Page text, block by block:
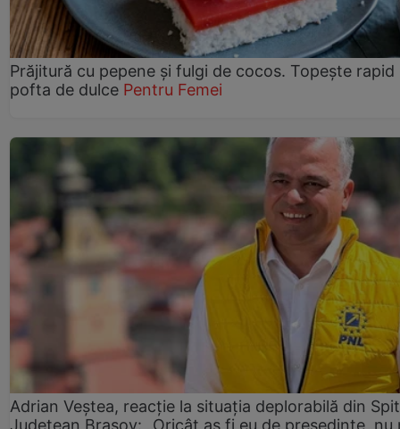
Prăjitură cu pepene şi fulgi de cocos. Topește rapid
pofta de dulce Pentru Femei
Adrian Veștea, reacție la situația deplorabilă din
Județean Brașov: „Oricât aș fi eu de președinte, nu